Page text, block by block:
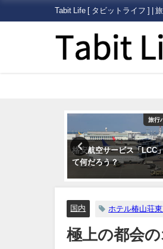
Tabit Life [ タビットライフ ] |
オセ
大都市と自然。両方の魅
詰まった「シドニー」の
国内 ホテル椿山荘
極上の都会